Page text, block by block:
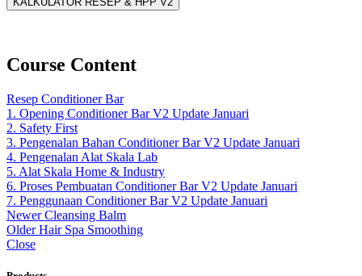
Course Content
Resep Conditioner Bar
1. Opening Conditioner Bar V2 Update Januari
2. Safety First
3. Pengenalan Bahan Conditioner Bar V2 Update Januari
4. Pengenalan Alat Skala Lab
5. Alat Skala Home & Industry
6. Proses Pembuatan Conditioner Bar V2 Update Januari
7. Penggunaan Conditioner Bar V2 Update Januari
Newer Cleansing Balm
Older Hair Spa Smoothing
Close